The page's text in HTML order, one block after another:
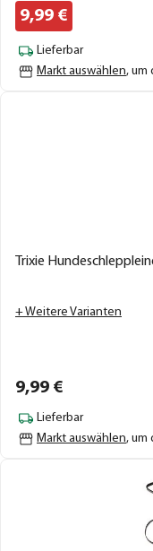
9,99 €
Lieferbar
Markt auswählen, um
Trixie
+ Weitere Varianten
9,99 €
Lieferbar
Markt auswählen, um